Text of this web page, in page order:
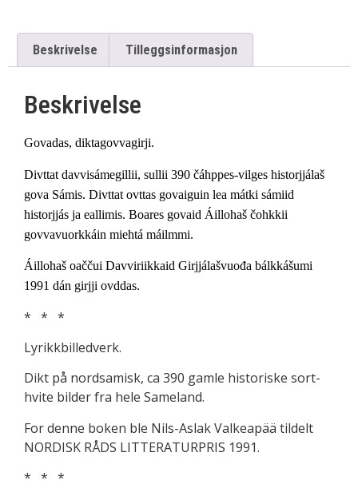
Beskrivelse Tilleggsinformasjon
Beskrivelse
Govadas, diktagovvagirji.
Divttat davvisámegillii, sullii 390 čáhppes-vilges historjjálaš
gova Sámis. Divttat ovttas govaiguin lea mátki sámiid
historjjás ja eallimis. Boares govaid Áillohaš čohkkii
govvavuorkkáin miehtá máilmmi.
Áillohaš oaččui Davviriikkaid Girjjálašvuođa bálkkášumi
1991 dán girjji ovddas.
* * *
Lyrikkbilledverk.
Dikt på nordsamisk, ca 390 gamle historiske sort-
hvite bilder fra hele Sameland.
For denne boken ble Nils-Aslak Valkeapää tildelt
NORDISK RÅDS LITTERATURPRIS 1991.
* * *